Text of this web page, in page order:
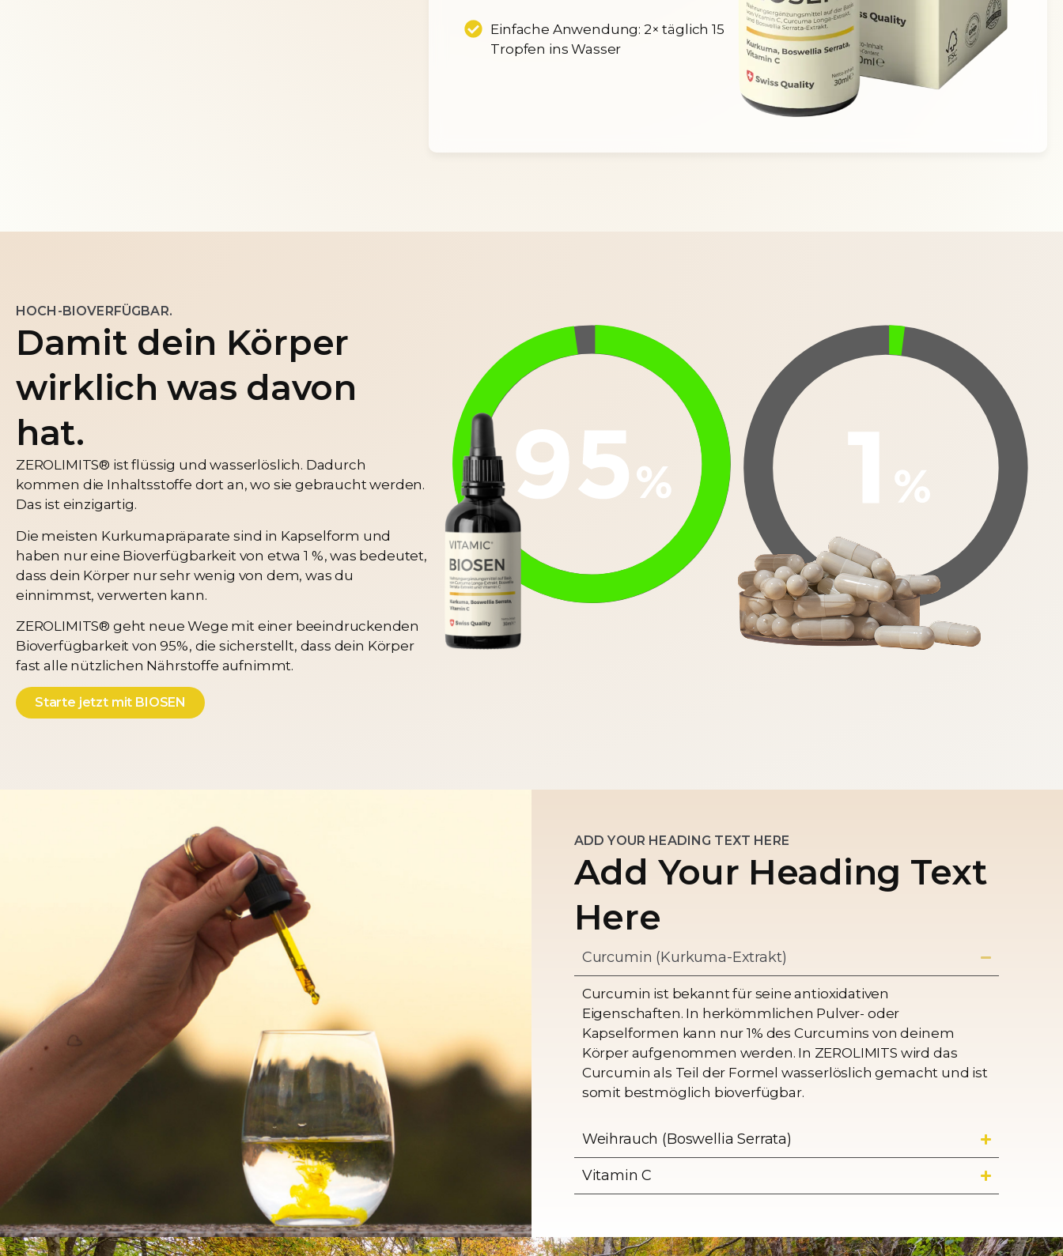
Einfache Anwendung: 2× täglich 15
Tropfen ins Wasser
HOCH-BIOVERFÜGBAR.
Damit dein Körper
wirklich was davon
hat.
ZEROLIMITS® ist flüssig und wasserlöslich. Dadurch
kommen die Inhaltsstoffe dort an, wo sie gebraucht werden.
Das ist einzigartig.
Die meisten Kurkumapräparate sind in Kapselform und
haben nur eine Bioverfügbarkeit von etwa 1 %, was bedeutet,
dass dein Körper nur sehr wenig von dem, was du
einnimmst, verwerten kann.
ZEROLIMITS® geht neue Wege mit einer beeindruckenden
Bioverfügbarkeit von 95%, die sicherstellt, dass dein Körper
fast alle nützlichen Nährstoffe aufnimmt.
Starte jetzt mit BIOSEN
ADD YOUR HEADING TEXT HERE
Add Your Heading Text
Here
Curcumin (Kurkuma-Extrakt)
Curcumin ist bekannt für seine antioxidativen
Eigenschaften. In herkömmlichen Pulver- oder
Kapselformen kann nur 1% des Curcumins von deinem
Körper aufgenommen werden. In ZEROLIMITS wird das
Curcumin als Teil der Formel wasserlöslich gemacht und ist
somit bestmöglich bioverfügbar.
Weihrauch (Boswellia Serrata)
Vitamin C